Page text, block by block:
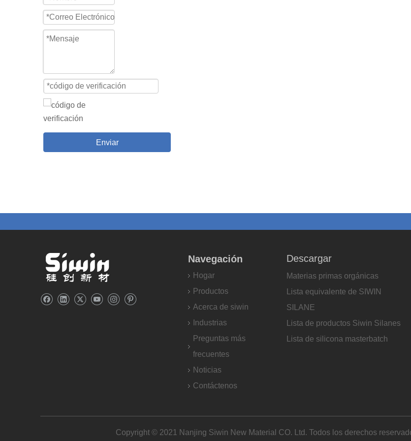
Enviar
Navegación
Hogar
Productos
Acerca de siwin
Industrias
Preguntas más
frecuentes
Noticias
Contáctenos
Descargar
Materias primas orgánicas
Lista equivalente de SIWIN
SILANE
Lista de productos Siwin Silanes
Lista de silicona masterbatch
Copyright © 2021 Nanjing Siwin New Material CO. Ltd. Todos los derechos